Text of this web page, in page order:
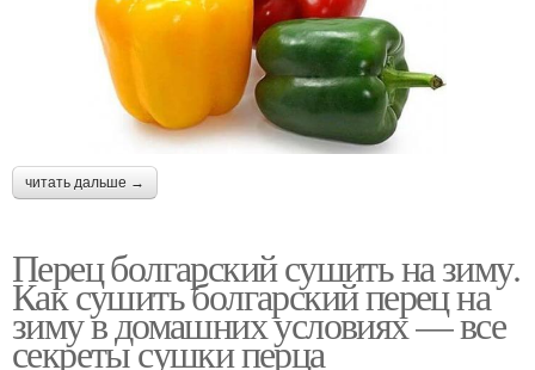
читать дальше →
Перец болгарский сушить на зиму.
Как сушить болгарский перец на
зиму в домашних условиях — все
секреты сушки перца